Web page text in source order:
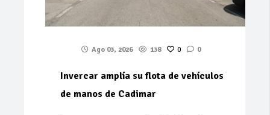
Ago 03, 2026 138 0 0
Invercar amplía su flota de vehículos
de manos de Cadimar